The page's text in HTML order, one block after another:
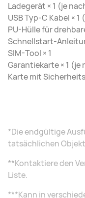
Ladegerät × 1 (je
USB Typ-C Kabel ×
PU-Hülle für
Schnellstart-
SIM-Tool × 1
Garantiekarte × 1 (je
Karte mit
*Die endgültige
tatsächlichen
**Kontaktiere den
Liste.
***Kann in